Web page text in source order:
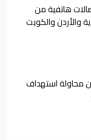
هاتفية من
والأردن والكويت
محاولة استهداف